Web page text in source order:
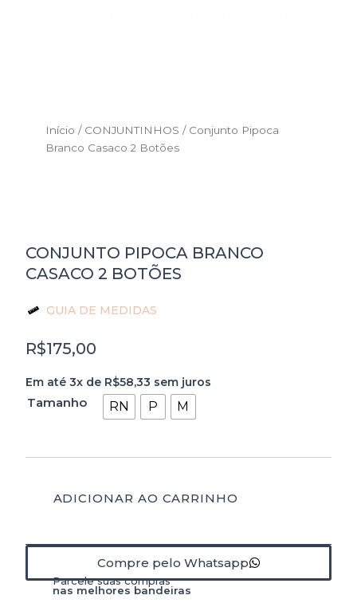
Início / CONJUNTINHOS / Conjunto Pipoca
Branco Casaco 2 Botões
CONJUNTO PIPOCA BRANCO
CASACO 2 BOTÕES
GUIA DE MEDIDAS
R$175,00
Em até 3x de R$58,33 sem juros
Tamanho RN P M
Pipoca
Branco
ADICIONAR AO CARRINHO
Compre pelo Whatsapp
Parcele suas compras
nas melhores bandeiras